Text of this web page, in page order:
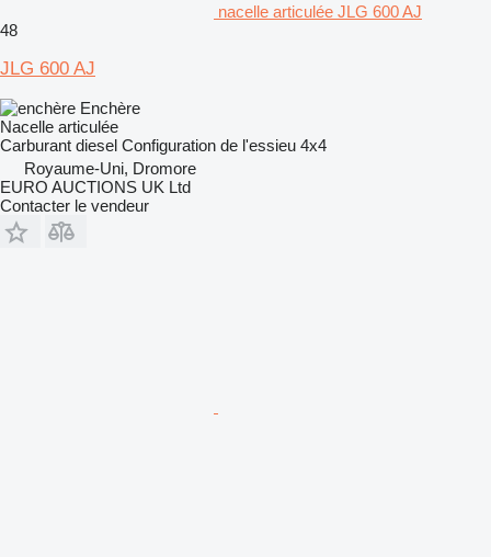
nacelle articulée JLG 600 AJ
48
JLG 600 AJ
Enchère
Nacelle articulée
Carburant diesel Configuration de l'essieu 4x4
Royaume-Uni, Dromore
EURO AUCTIONS UK Ltd
Contacter le vendeur